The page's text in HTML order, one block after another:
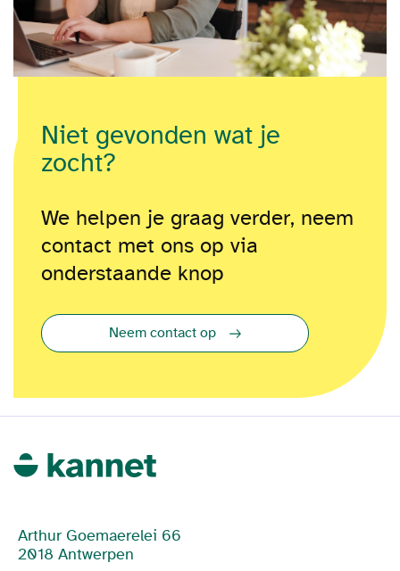
Niet gevonden wat je
zocht?
We helpen je graag verder, neem
contact met ons op via
onderstaande knop
Neem contact op
Arthur Goemaerelei 66
2018 Antwerpen